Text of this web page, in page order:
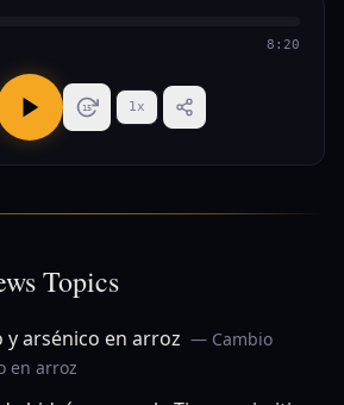
8:20
15 1x
Topics
y arsénico en arroz — Cambio
en arroz